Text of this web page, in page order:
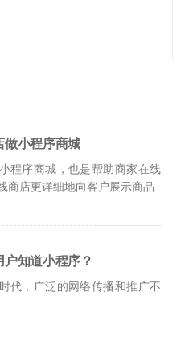
做小程序商城
程序商城，也是帮助商家在线
商店更详细地向客户展示商品
知道小程序？
代，广泛的网络传播和推广不